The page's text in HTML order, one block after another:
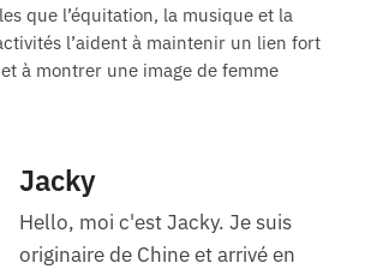
que l’équitation, la musique et la
l’aident à maintenir un lien fort
à montrer une image de femme
Jacky
Hello, moi c'est Jacky. Je suis
originaire de Chine et arrivé en